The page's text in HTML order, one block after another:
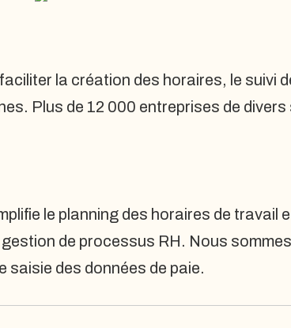
la création des horaires, le suivi
Plus de 12 000 entreprises de
le planning des horaires de travail
de processus RH. Nous
saisie des données de paie.